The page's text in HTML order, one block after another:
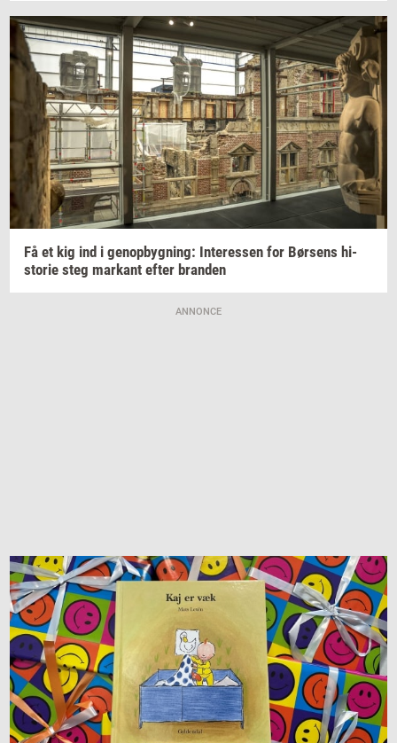
Få et kig ind i genop­byg­ning: In­ter­es­sen for Bør­sens hi­
sto­rie steg mar­kant efter bran­den
ANNONCE